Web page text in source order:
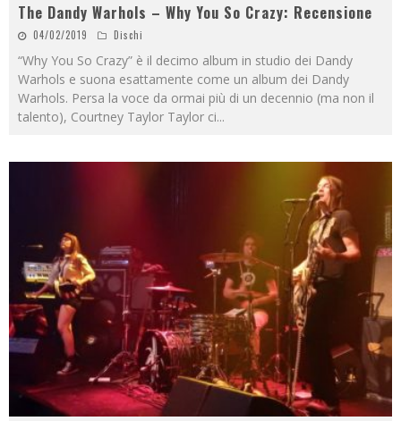
The Dandy Warhols – Why You So Crazy: Recensione
04/02/2019 Dischi
“Why You So Crazy” è il decimo album in studio dei Dandy
Warhols e suona esattamente come un album dei Dandy
Warhols. Persa la voce da ormai più di un decennio (ma non il
talento), Courtney Taylor Taylor ci...